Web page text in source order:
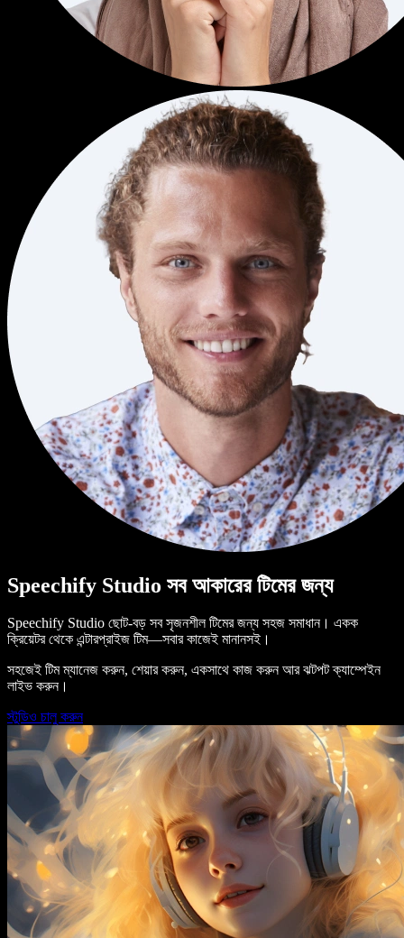
Speechify Studio সব আকারের টিমের জন্য
Speechify Studio ছোট-বড় সব সৃজনশীল টিমের জন্য সহজ সমাধান। একক
ক্রিয়েটর থেকে এন্টারপ্রাইজ টিম—সবার কাজেই মানানসই।
সহজেই টিম ম্যানেজ করুন, শেয়ার করুন, একসাথে কাজ করুন আর ঝটপট ক্যাম্পেইন
লাইভ করুন।
স্টুডিও চালু করুন